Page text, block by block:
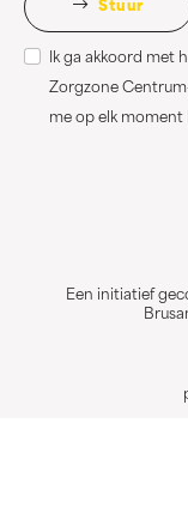
Stuur
Ik ga akkoord met
Zorgzone
me op elk moment
Een initiatief